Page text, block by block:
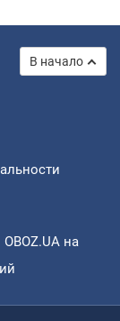
В начало
на